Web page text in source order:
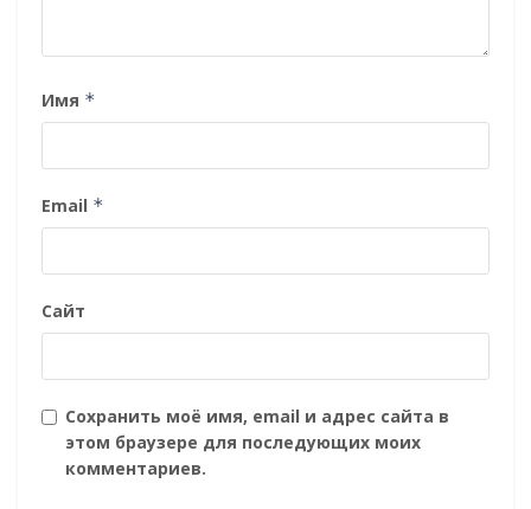
Имя *
Email *
Сайт
Сохранить моё имя, email и адрес сайта в
этом браузере для последующих моих
комментариев.